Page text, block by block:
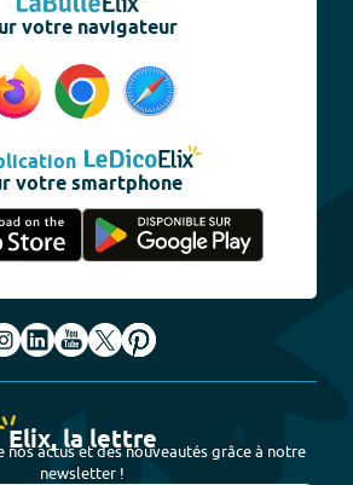
votre navigateur
votre smartphone
Elix, la lettre
nos actus et des nouveautés grâce à notre
newsletter !